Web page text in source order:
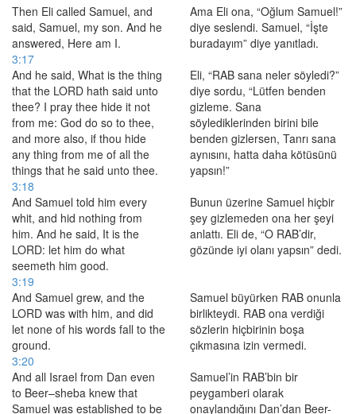
Then Eli called Samuel, and
said, Samuel, my son. And he
answered, Here am I.
Ama Eli ona, “Oğlum Samuel!”
diye seslendi. Samuel, “İşte
buradayım” diye yanıtladı.
3:17
And he said, What is the thing
that the LORD hath said unto
thee? I pray thee hide it not
from me: God do so to thee,
and more also, if thou hide
any thing from me of all the
things that he said unto thee.
Eli, “RAB sana neler söyledi?”
diye sordu, “Lütfen benden
gizleme. Sana
söylediklerinden birini bile
benden gizlersen, Tanrı sana
aynısını, hatta daha kötüsünü
yapsın!”
3:18
And Samuel told him every
whit, and hid nothing from
him. And he said, It is the
LORD: let him do what
seemeth him good.
Bunun üzerine Samuel hiçbir
şey gizlemeden ona her şeyi
anlattı. Eli de, “O RAB’dir,
gözünde iyi olanı yapsın” dedi.
3:19
And Samuel grew, and the
LORD was with him, and did
let none of his words fall to the
ground.
Samuel büyürken RAB onunla
birlikteydi. RAB ona verdiği
sözlerin hiçbirinin boşa
çıkmasına izin vermedi.
3:20
And all Israel from Dan even
to Beer–sheba knew that
Samuel was established to be
Samuel’in RAB’bin bir
peygamberi olarak
onaylandığını Dan’dan Beer-